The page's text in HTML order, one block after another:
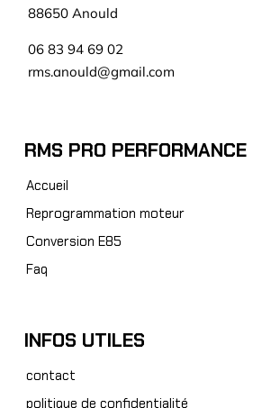
88650 Anould
06 83 94 69 02
rms.anould@gmail.com
RMS PRO PERFORMANCE
Accueil
Reprogrammation moteur
Conversion E85
Faq
INFOS UTILES
contact
politique de confidentialité